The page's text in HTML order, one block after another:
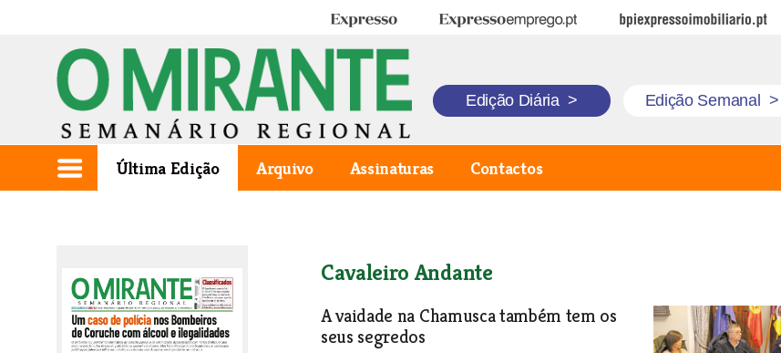
Expresso Expresso Emprego BPI Expresso Imobiliário
Edição Diária > Edição Semanal >
Última Edição Arquivo Assinaturas Contactos
Cavaleiro Andante
A vaidade na Chamusca também tem os
seus segredos